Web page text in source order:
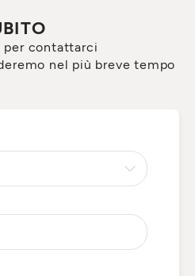
per contattarci
nel più breve tempo